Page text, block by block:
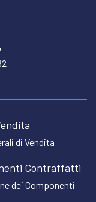
di Vendita
Contraffatti
dei Componenti